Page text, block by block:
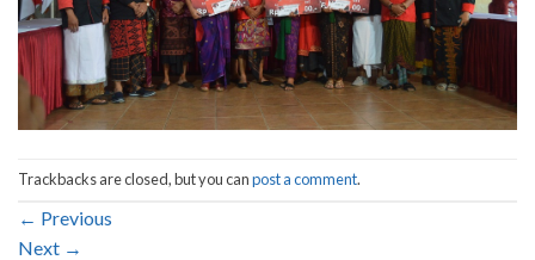
Trackbacks are closed, but you canpost a comment.
← Previous
Next →